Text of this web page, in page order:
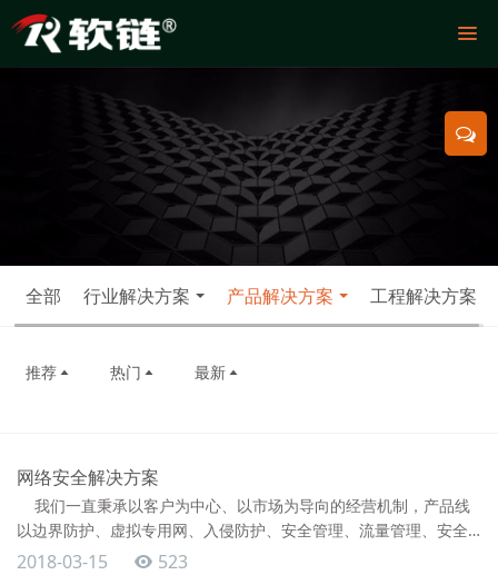
全部 行业解决方案 产品解决方案 工程解决方案
推荐 热门 最新
网络安全解决方案
我们一直秉承以客户为中心、以市场为导向的经营机制，产品线
以边界防护、虚拟专用网、入侵防护、安全管理、流量管理、安全
审计、安全风险评估为主。不论是中小型企业，还是大型互联网数
2018-03-15 523